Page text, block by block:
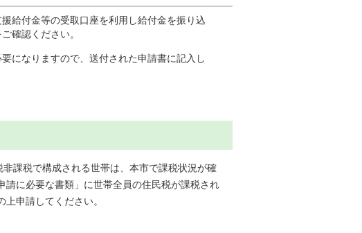
給付金等の受取口座を利用し給付金を振り込
確認ください。
になりますので、送付された申請書に記入し
課税で構成される世帯は、本市で課税状況が確
に必要な書類」に世帯全員の住民税が課税され
申請してください。